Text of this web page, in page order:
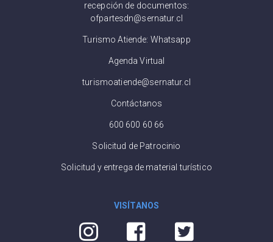
recepción de documentos:
ofpartesdn@sernatur.cl
Turismo Atiende: Whatsapp
Agenda Virtual
turismoatiende@sernatur.cl
Contáctanos
600 600 60 66
Solicitud de Patrocinio
Solicitud y entrega de material turístico
VISÍTANOS